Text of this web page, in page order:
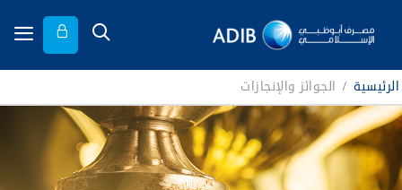
الرئيسية / الجوائز والإنجازات